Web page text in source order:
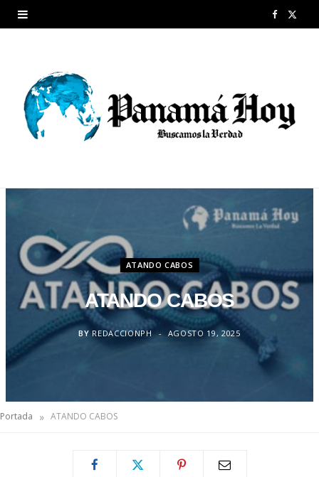
F
b
k e
)
ATANDO CABOS
ATANDO CABOS
BY REDACCIONPH AGOSTO 19, 2025
Portada » ATANDO CABOS